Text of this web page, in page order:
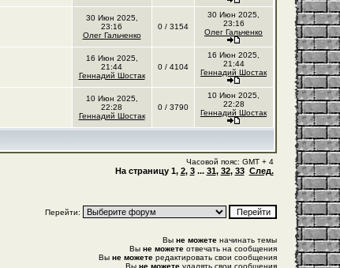
30 Июн 2025,
23:16
Олег Гальченко
0 / 3154
30 Июн 2025,
23:16
Олег Гальченко
16 Июн 2025,
21:44
Геннадий Шостак
0 / 4104
16 Июн 2025,
21:44
Геннадий Шостак
10 Июн 2025,
22:28
Геннадий Шостак
0 / 3790
10 Июн 2025,
22:28
Геннадий Шостак
Часовой пояс: GMT + 4
На страницу 1, 2, 3... 31, 32, 33 След.
Перейти:
Вы не можетеначинать темы
Вы не можетеотвечать на сообщения
Вы не можетередактировать свои сообщения
Вы не можетеудалять свои сообщения